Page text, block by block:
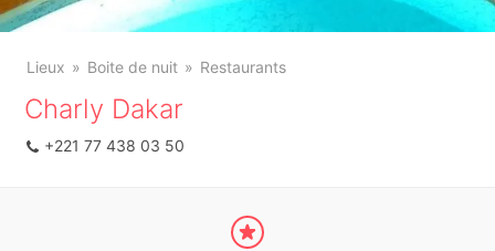
Lieux Boite de nuit Restaurants
Charly Dakar
+221 77 438 03 50